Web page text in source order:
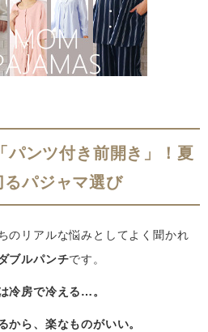
パンツ付き前開き」！夏
パジャマ選び
のリアルな悩みとしてよく聞かれ
ブルパンチです。
冷房で冷える…。
ら、楽なものがいい。